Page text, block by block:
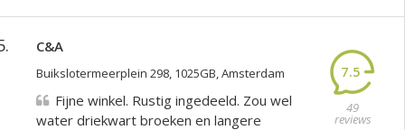
C&A
Buikslotermeerplein 298, 1025GB, Amsterdam 7.5
49
reviews
Fijne winkel. Rustig ingedeeld. Zou wel
water driekwart broeken en langere